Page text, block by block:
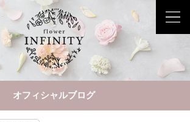
オフィシャルブログ